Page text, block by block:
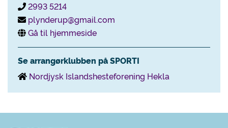
2993 5214
plynderup@gmail.com
Gå til hjemmeside
Se arrangørklubben på SPORTI
Nordjysk Islandshesteforening Hekla